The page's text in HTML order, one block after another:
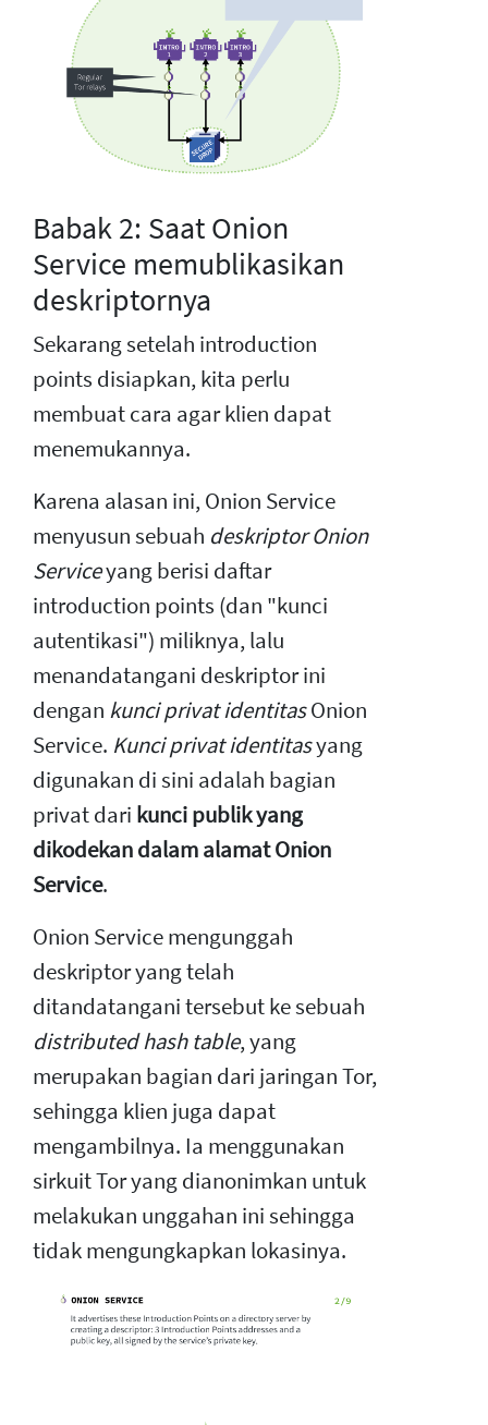
Babak 2: Saat Onion
Service memublikasikan
deskriptornya
Sekarang setelah introduction
points disiapkan, kita perlu
membuat cara agar klien dapat
menemukannya.
Karena alasan ini, Onion Service
menyusun sebuah deskriptor Onion
Serviceyang berisi daftar
introduction points (dan "kunci
autentikasi") miliknya, lalu
menandatangani deskriptor ini
dengan kunci privat identitasOnion
Service. Kunci privat identitasyang
digunakan di sini adalah bagian
privat dari kunci publik yang
dikodekan dalam alamat Onion
Service.
Onion Service mengunggah
deskriptor yang telah
ditandatangani tersebut ke sebuah
distributed hash table, yang
merupakan bagian dari jaringan Tor,
sehingga klien juga dapat
mengambilnya. Ia menggunakan
sirkuit Tor yang dianonimkan untuk
melakukan unggahan ini sehingga
tidak mengungkapkan lokasinya.